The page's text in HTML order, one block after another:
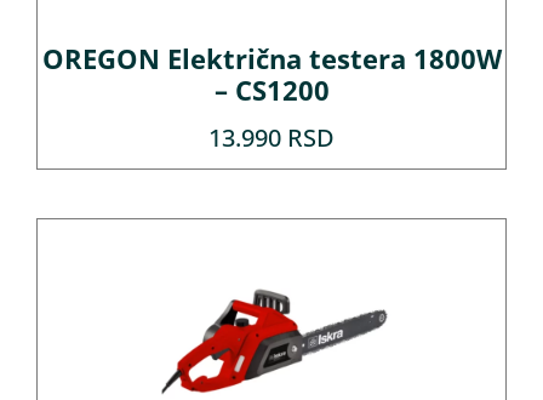
OREGON Električna testera 1800W
– CS1200
13.990 RSD